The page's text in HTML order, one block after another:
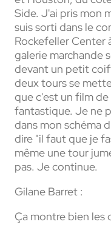
Side. J'ai pris mon
suis sorti dans le
Rockefeller Center
galerie marchande
devant un petit
deux tours se
que c'est un film
fantastique. Je ne
dans mon schéma
dire "il faut que je
même une tour
pas. Je continue.
Gilane Barret :
Ça montre bien les